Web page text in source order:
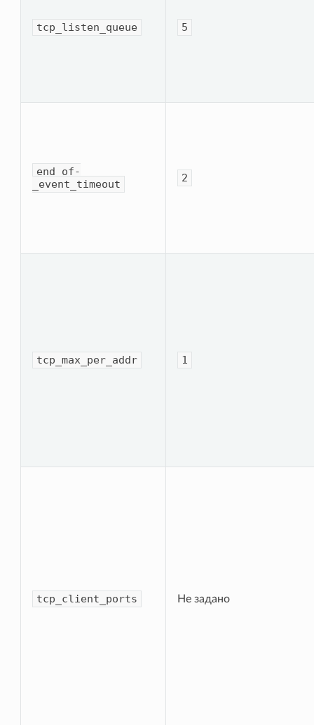
tcp_listen_queue 5
end_of­
_event_timeout
2
tcp_max_per_addr 1
tcp_client_ports Не задано